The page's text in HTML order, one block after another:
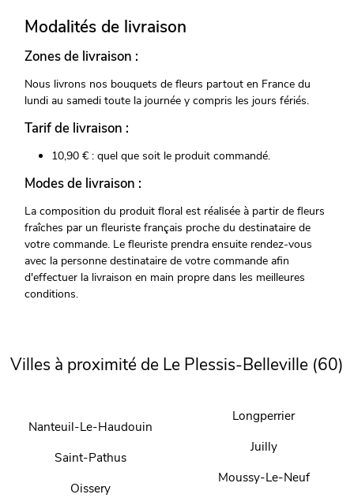
Modalités de livraison
Zones de livraison :
Nous livrons nos bouquets de fleurs partout en France du
lundi au samedi toute la journée y compris les jours fériés.
Tarif de livraison :
10,90 € : quel que soit le produit commandé.
Modes de livraison :
La composition du produit floral est réalisée à partir de fleurs
fraîches par un fleuriste français proche du destinataire de
votre commande. Le fleuriste prendra ensuite rendez-vous
avec la personne destinataire de votre commande afin
d'effectuer la livraison en main propre dans les meilleures
conditions.
Villes à proximité de Le Plessis-Belleville (60)
Nanteuil-Le-Haudouin
Saint-Pathus
Oissery
Longperrier
Juilly
Moussy-Le-Neuf